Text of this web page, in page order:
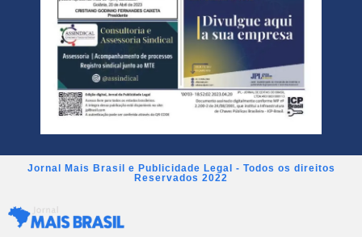
Jornal Mais Brasil e Publicidade Legal - Todos os direitos
Reservados 2022